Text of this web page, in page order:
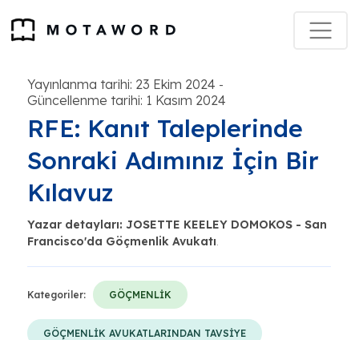
Yayınlanma tarihi: 23 Ekim 2024 -
Güncellenme tarihi: 1 Kasım 2024
RFE: Kanıt Taleplerinde
Sonraki Adımınız İçin Bir
Kılavuz
Yazar detayları: JOSETTE KEELEY DOMOKOS - San
Francisco'da Göçmenlik Avukatı.
Kategoriler: GÖÇMENLİK
GÖÇMENLİK AVUKATLARINDAN TAVSİYE